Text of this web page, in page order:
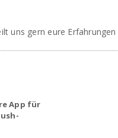
uns gern eure
App für